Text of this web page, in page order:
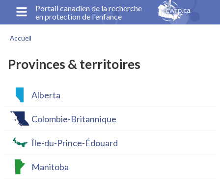
principal
Portail canadien de la recherche
en protection de l'enfance
d'Ariane
Accueil
Provinces & territoires
Alberta
Colombie-Britannique
Île-du-Prince-Édouard
Manitoba